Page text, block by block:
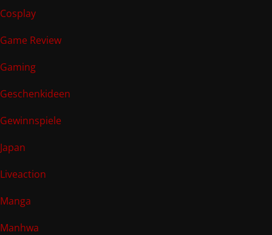
Cosplay
Game Review
Gaming
Geschenkideen
Gewinnspiele
Japan
Liveaction
Manga
Manhwa